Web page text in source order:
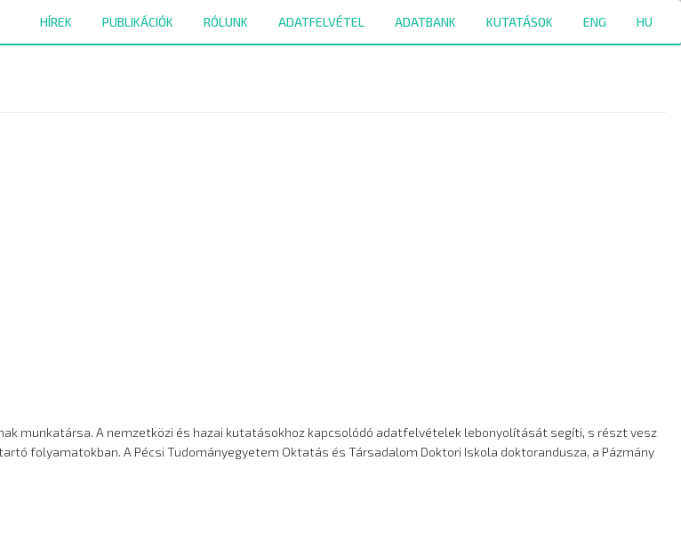
HÍREK PUBLIKÁCIÓK RÓLUNK ADATFELVÉTEL ADATBANK KUTATÁSOK ENG HU
munkatársa. A nemzetközi és hazai kutatásokhoz kapcsolódó adatfelvételek lebonyolítását segíti, s részt vesz
folyamatokban. A Pécsi Tudományegyetem Oktatás és Társadalom Doktori Iskola doktorandusza, a Pázmány